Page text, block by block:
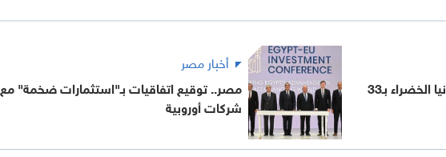
مصر توقع 4 اتفاقيات لإنتاج الأمونيا الخضراء بـ33
أخبار مصر
مصر.. توقيع اتفاقيات بـ"استثمارات ضخمة" مع
شركات أوروبية